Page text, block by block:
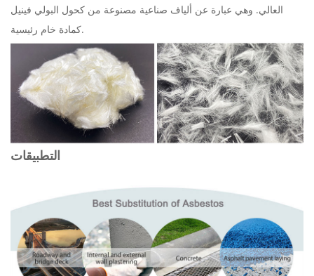
العالي. وهي عبارة عن ألياف صناعية مصنوعة من كحول البولي فينيل
كمادة خام رئيسية.
التطبيقات